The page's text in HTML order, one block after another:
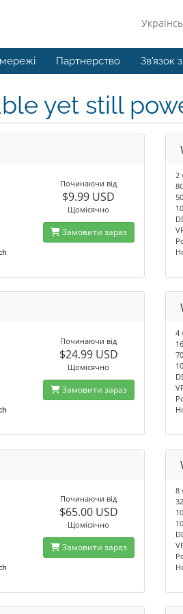
Партнерство Зв'язок
yet still
Починаючи від
$9.99 USD
Щомісячно
Замовити зараз
2
Починаючи від
$24.99 USD
Щомісячно
Замовити зараз
4
Починаючи від
$65.00 USD
Щомісячно
Замовити зараз
8